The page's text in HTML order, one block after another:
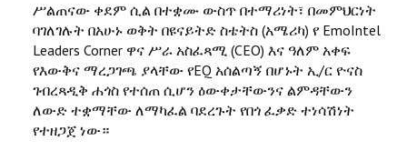
ሥልጠናው ቀደም ሲል በተቋሙ ውስጥ በተማሪነት፣ በመምህርነት
ባገለገሉት በአሁኑ ወቅት በዩናይትድ ስቴትስ (አሜሪካ) የ EmoIntel
Leaders Corner ዋና ሥራ አስፈጻሚ (CEO) እና ዓለም አቀፍ
የእውቅና ማረጋገጫ ያላቸው የEQ አሰልጣኝ በሆኑት ኢ/ር ዮናስ
ገብረጻዲቅ ሐጎስ የተሰጠ ሲሆን ዕውቀታቸውንና ልምዳቸውን
ለውድ ተቋማቸው ለማካፈል ባደረጉት የበጎ ፈቃድ ተነሳሽነት
የተዘጋጀ ነው።